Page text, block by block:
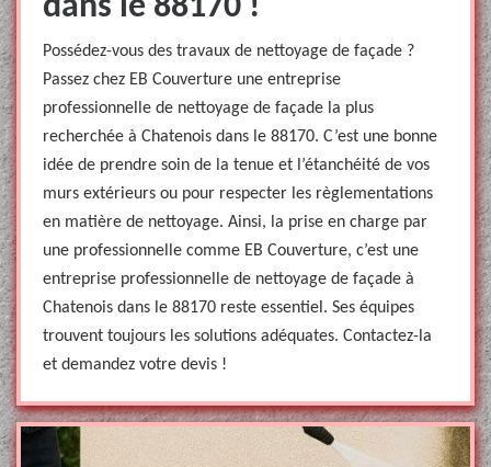
dans le 88170 !
Possédez-vous des travaux de nettoyage de façade ?
Passez chez EB Couverture une entreprise
professionnelle de nettoyage de façade la plus
recherchée à Chatenois dans le 88170. C’est une bonne
idée de prendre soin de la tenue et l’étanchéité de vos
murs extérieurs ou pour respecter les règlementations
en matière de nettoyage. Ainsi, la prise en charge par
une professionnelle comme EB Couverture, c’est une
entreprise professionnelle de nettoyage de façade à
Chatenois dans le 88170 reste essentiel. Ses équipes
trouvent toujours les solutions adéquates. Contactez-la
et demandez votre devis !